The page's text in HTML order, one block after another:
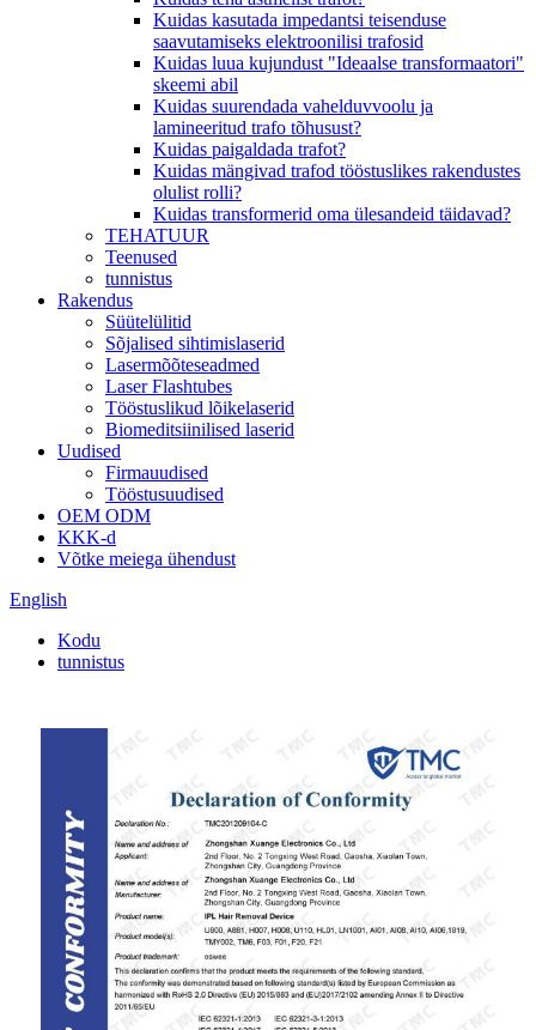
Kuidas kasutada impedantsi teisenduse
saavutamiseks elektroonilisi trafosid
Kuidas luua kujundust "Ideaalse transformaatori"
skeemi abil
Kuidas suurendada vahelduvvoolu ja
lamineeritud trafo tõhusust?
Kuidas paigaldada trafot?
Kuidas mängivad trafod tööstuslikes rakendustes
olulist rolli?
Kuidas transformerid oma ülesandeid täidavad?
TEHATUUR
Teenused
tunnistus
Rakendus
Süütelülitid
Sõjalised sihtimislaserid
Lasermõõteseadmed
Laser Flashtubes
Tööstuslikud lõikelaserid
Biomeditsiinilised laserid
Uudised
Firmauudised
Tööstusuudised
OEM ODM
KKK-d
Võtke meiega ühendust
English
Kodu
tunnistus